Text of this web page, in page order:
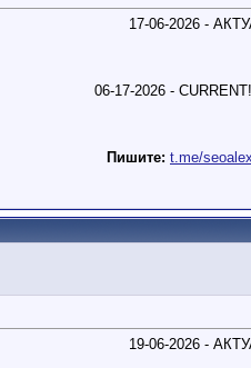
17-06-2026 -
06-17-2026 -
Пишите: t.me/seoalex
19-06-2026 -